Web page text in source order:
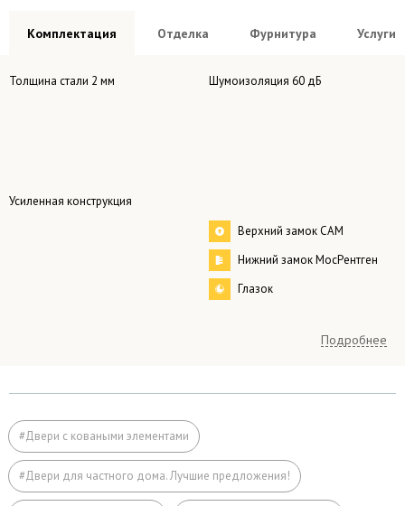
Комплектация Отделка Фурнитура Услуги
Толщина стали 2 мм Шумоизоляция 60 дБ
Усиленная конструкция
Верхний замок САМ
Нижний замок МосРентген
Глазок
– одностворчатые 2000×800 мм
– двустворчатые 2000×1200 мм
Коробка профильная труба 50×25 мм
Подробнее
#Двери с коваными элементами
#Двери для частного дома. Лучшие предложения!